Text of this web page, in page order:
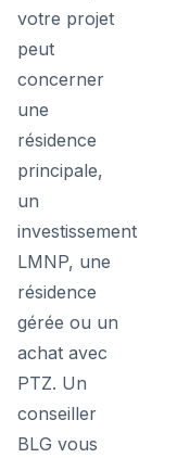
votre projet
peut
concerner
une
résidence
principale,
un
investissement
LMNP, une
résidence
gérée ou un
achat avec
PTZ. Un
conseiller
BLG vous